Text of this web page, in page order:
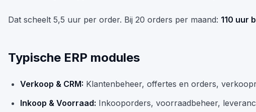
Dat scheelt 5,5 uur per order. Bij 20 orders per maand: 110 uur
Typische ERP modules
Verkoop & CRM: Klantenbeheer, offertes en orders,
Inkoop & Voorraad: Inkooporders, voorraadbeheer,